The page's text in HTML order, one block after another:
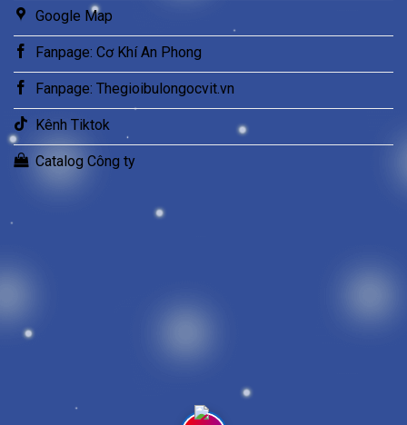
Google Map
Fanpage: Cơ Khí An Phong
Fanpage: Thegioibulongocvit.vn
Kênh Tiktok
Catalog Công ty